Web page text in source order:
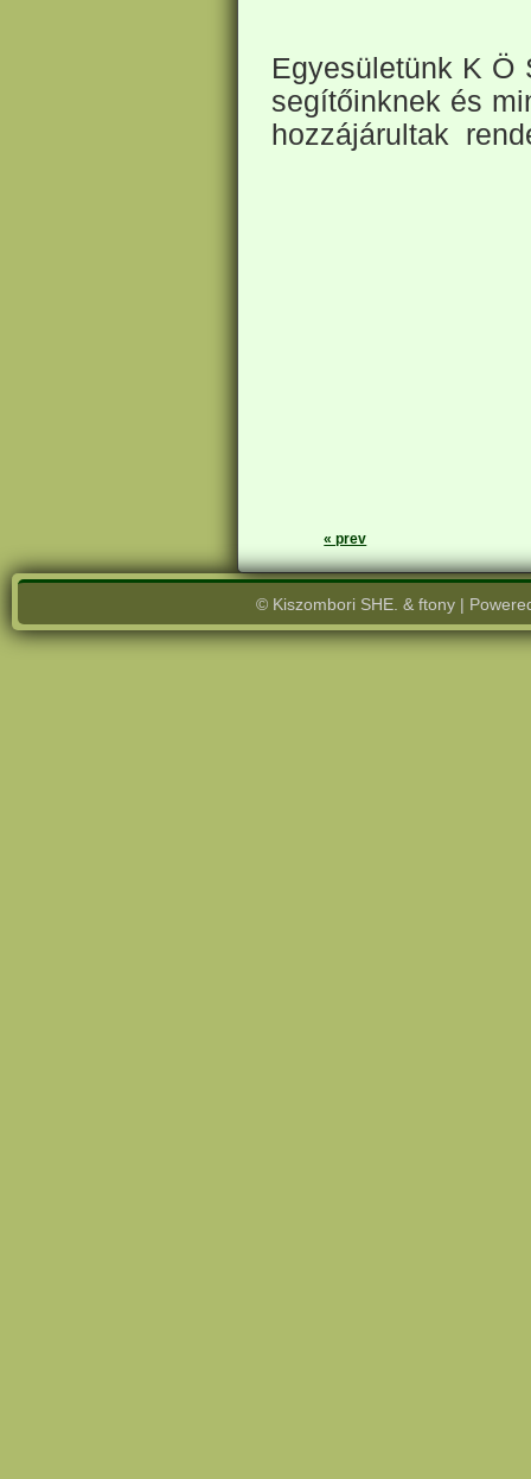
Egyesületünk K Ö
segítőinknek és
hozzájárultak
« prev
© Kiszombori SHE. & ftony |